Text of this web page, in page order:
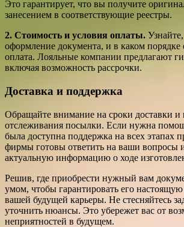
Это гарантирует, что вы получите
занесением в соответствующие реестры.
2. Стоимость и условия оплаты.
оформление документа, и в каком порядке
оплата. Лояльные компании предлагают
включая возможность рассрочки.
Доставка и поддержка
Обращайте внимание на сроки доставки и
отслеживания посылки. Если нужна
была доступна поддержка на всех этапах
фирмы готовы ответить на ваши вопросы
актуальную информацию о ходе
Решив, где приобрести нужный вам
умом, чтобы гарантировать его
вашей будущей карьеры. Не стесняйтесь
уточнить нюансы. Это убережет вас от
неприятностей в будущем.